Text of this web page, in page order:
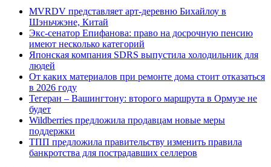
MVRDV представляет арт-деревню Бихайлоу в
Шэньчжэне, Китай
Экс-сенатор Епифанова: право на досрочную пенсию
имеют несколько категорий
Японская компания SDRS выпустила холодильник для
людей
От каких материалов при ремонте дома стоит отказаться
в 2026 году
Тегеран – Вашингтону: второго маршрута в Ормузе не
будет
Wildberries предложила продавцам новые меры
поддержки
ТПП предложила правительству изменить правила
банкротства для пострадавших селлеров